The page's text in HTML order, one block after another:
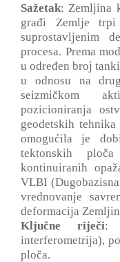
Sažetak: Zemljina
građi Zemlje trpi
suprostavljenim
procesa. Prema
u određen broj
u odnosu na
seizmičkom
pozicioniranja
geodetskih
omogućila je
tektonskih
kontinuiranih
VLBI
vrednovanje
deformacija
Ključne riječi:
interferometrija),
ploča.